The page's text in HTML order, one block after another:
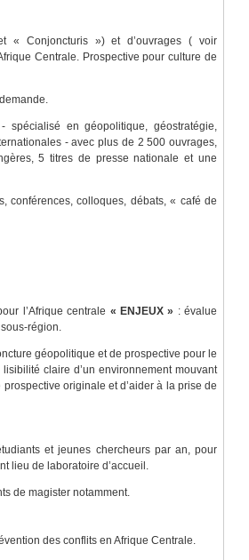
« Conjoncturis ») et d’ouvrages ( voir
Centrale. Prospective pour culture de
spécialisé en géopolitique, géostratégie,
- avec plus de 2 500 ouvrages,
5 titres de presse nationale et une
conférences, colloques, débats, « café de
l’Afrique centrale « ENJEUX » : évalue
région.
géopolitique et de prospective pour le
claire d’un environnement mouvant
originale et d’aider à la prise de
et jeunes chercheurs par an, pour
lieu de laboratoire d’accueil.
de magister notamment.
des conflits en Afrique Centrale.